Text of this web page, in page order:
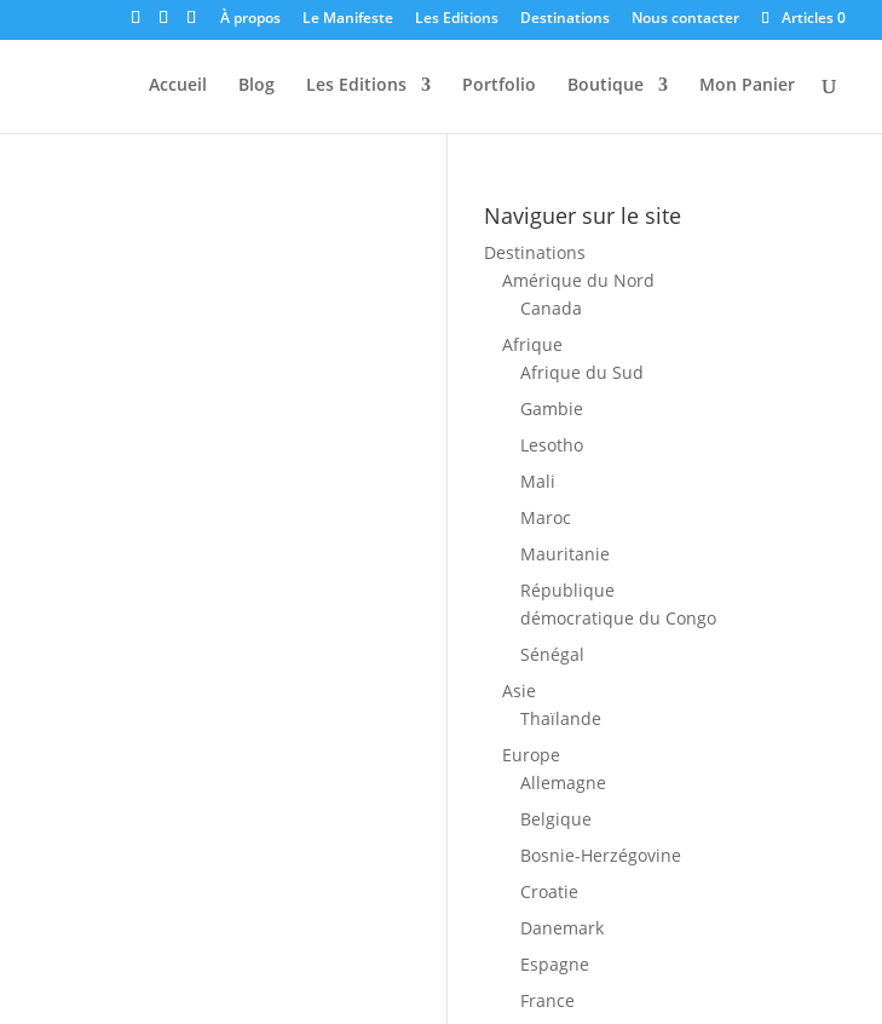
À propos Le Manifeste Les Editions Destinations Nous contacter Articles 0
Accueil Blog Les Editions Portfolio Boutique Mon Panier
Naviguer sur le site
Destinations
Amérique du Nord
Canada
Afrique
Afrique du Sud
Gambie
Lesotho
Mali
Maroc
Mauritanie
République
démocratique du Congo
Sénégal
Asie
Thaïlande
Europe
Allemagne
Belgique
Bosnie-Herzégovine
Croatie
Danemark
Espagne
France